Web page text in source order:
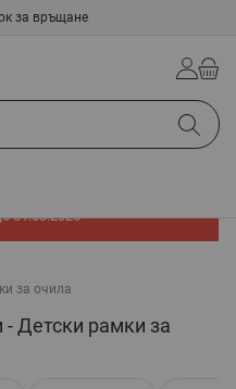
за връщане
31.08.2026
за очила
Детски рамки за